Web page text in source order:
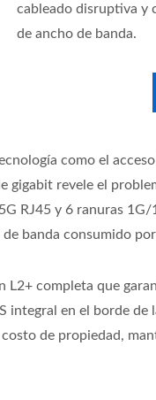
cableado disruptiva y
de ancho de banda.
como el
gigabit revele el
RJ45 y 6 ranuras
banda consumido
completa que
integral en el borde
de propiedad,
Switch PoE
10G Industrial